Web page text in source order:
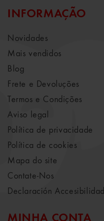
INFORMAÇÃO
Novidades
Mais vendidos
Blog
Frete e Devoluções
Termos e Condições
Aviso legal
Política de privacidade
Política de cookies
Mapa do site
Contate-Nos
Declaración Accesibilidad
MINHA CONTA